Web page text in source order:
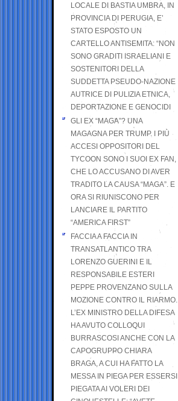
LOCALE DI BASTIA UMBRA, IN
PROVINCIA DI PERUGIA, E’
STATO ESPOSTO UN
CARTELLO ANTISEMITA: “NON
SONO GRADITI ISRAELIANI E
SOSTENITORI DELLA
SUDDETTA PSEUDO-NAZIONE
AUTRICE DI PULIZIA ETNICA,
DEPORTAZIONE E GENOCIDI
GLI EX “MAGA”? UNA
MAGAGNA PER TRUMP. I PIÙ
ACCESI OPPOSITORI DEL
TYCOON SONO I SUOI EX FAN,
CHE LO ACCUSANO DI AVER
TRADITO LA CAUSA “MAGA”. E
ORA SI RIUNISCONO PER
LANCIARE IL PARTITO
“AMERICA FIRST”
FACCIA A FACCIA IN
TRANSATLANTICO TRA
LORENZO GUERINI E IL
RESPONSABILE ESTERI
PEPPE PROVENZANO SULLA
MOZIONE CONTRO IL RIARMO.
L’EX MINISTRO DELLA DIFESA
HA AVUTO COLLOQUI
BURRASCOSI ANCHE CON LA
CAPOGRUPPO CHIARA
BRAGA, A CUI HA FATTO LA
MESSA IN PIEGA PER ESSERSI
PIEGATA AI VOLERI DEI